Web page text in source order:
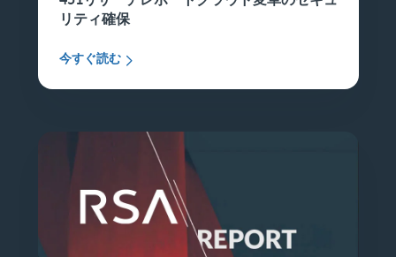
リティ確保
今すぐ読む